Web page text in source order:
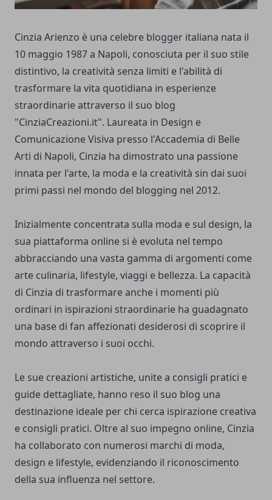
Cinzia Arienzo è una celebre blogger italiana nata il
10 maggio 1987 a Napoli, conosciuta per il suo stile
distintivo, la creatività senza limiti e l'abilità di
trasformare la vita quotidiana in esperienze
straordinarie attraverso il suo blog
"CinziaCreazioni.it". Laureata in Design e
Comunicazione Visiva presso l'Accademia di Belle
Arti di Napoli, Cinzia ha dimostrato una passione
innata per l'arte, la moda e la creatività sin dai suoi
primi passi nel mondo del blogging nel 2012.
Inizialmente concentrata sulla moda e sul design, la
sua piattaforma online si è evoluta nel tempo
abbracciando una vasta gamma di argomenti come
arte culinaria, lifestyle, viaggi e bellezza. La capacità
di Cinzia di trasformare anche i momenti più
ordinari in ispirazioni straordinarie ha guadagnato
una base di fan affezionati desiderosi di scoprire il
mondo attraverso i suoi occhi.
Le sue creazioni artistiche, unite a consigli pratici e
guide dettagliate, hanno reso il suo blog una
destinazione ideale per chi cerca ispirazione creativa
e consigli pratici. Oltre al suo impegno online, Cinzia
ha collaborato con numerosi marchi di moda,
design e lifestyle, evidenziando il riconoscimento
della sua influenza nel settore.